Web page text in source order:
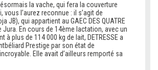
la vache, qui fera la couverture
vous l’aurez reconnue : il s’agit de
JB), qui appartient au GAEC DES QUATRE
Jura. En cours de 14ème lactation, avec un
à plus de 114 000 kg de lait, DETRESSE a
Prestige par son état de
Elle avait d’ailleurs remporté sa